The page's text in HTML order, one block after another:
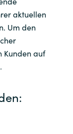
aktuellen
Um den
Kunden auf